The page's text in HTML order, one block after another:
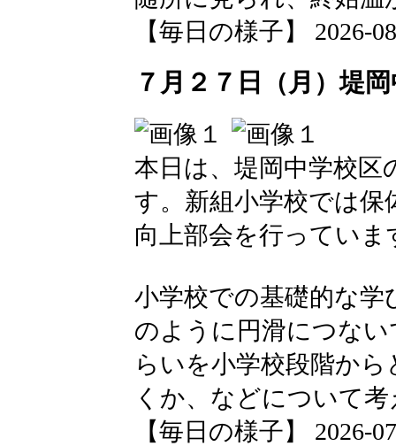
【毎日の様子】 2026-
７月２７日（月）堤
本日は、堤岡中学校区
す。新組小学校では保
向上部会を行っていま
小学校での基礎的な
のように円滑につな
らいを小学校段階か
くか、などについて
【毎日の様子】 2026-